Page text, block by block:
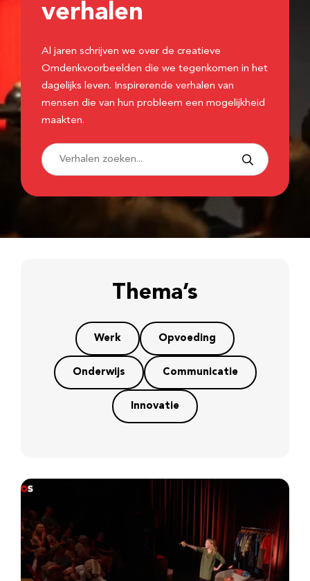
verhalen
Al jaren schrijven we over de creatieve
Omdenkvoorbeelden die we tegenkomen in het
dagelijks leven. Inspirerende verhalen van
mensen die van hun probleem een mogelijkheid
maakten.
Thema’s
Werk Opvoeding
Onderwijs Communicatie
Innovatie